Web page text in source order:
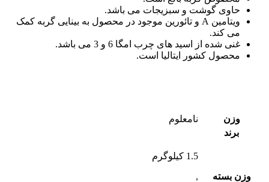
حاوی گوشت و سبزیجات می باشد.
ویتامین A و تائورین موجود در محصول به بینایی گربه کمک
می کند.
غنی شده از اسید های چرب امگا 6 و 3 می باشد.
محصول کشور ایتالیا است.
وزن
نامعلوم
برند
وزن بسته
1.5 کیلوگرم
,